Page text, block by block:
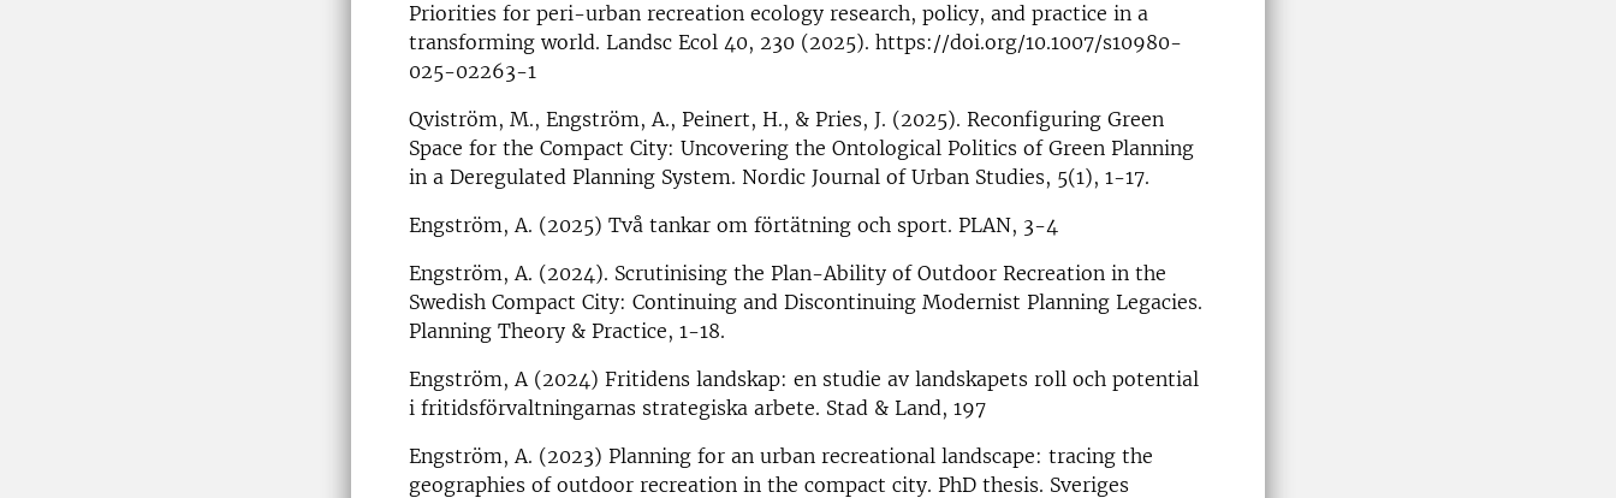
Priorities for peri-urban recreation ecology research, policy, and practice in a
transforming world. Landsc Ecol 40, 230 (2025). https://doi.org/10.1007/s10980-
025-02263-1
Qviström, M., Engström, A., Peinert, H., & Pries, J. (2025). Reconfiguring Green
Space for the Compact City: Uncovering the Ontological Politics of Green Planning
in a Deregulated Planning System. Nordic Journal of Urban Studies, 5(1), 1-17.
Engström, A. (2025) Två tankar om förtätning och sport. PLAN, 3-4
Engström, A. (2024). Scrutinising the Plan-Ability of Outdoor Recreation in the
Swedish Compact City: Continuing and Discontinuing Modernist Planning Legacies.
Planning Theory & Practice, 1-18.
Engström, A (2024) Fritidens landskap: en studie av landskapets roll och potential
i fritidsförvaltningarnas strategiska arbete. Stad & Land, 197
Engström, A. (2023) Planning for an urban recreational landscape: tracing the
geographies of outdoor recreation in the compact city. PhD thesis. Sveriges